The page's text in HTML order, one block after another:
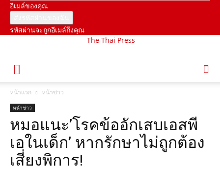
อีเมล์ของคุณ
รหัสผ่านจะถูกอีเมล์ถึงคุณ
The Thai Press
หน้าแรก หน้าข่าว
หน้าข่าว
หมอแนะ’โรคข้ออักเสบเอสพี
เอในเด็ก’ หากรักษาไม่ถูกต้อง
เสี่ยงพิการ!